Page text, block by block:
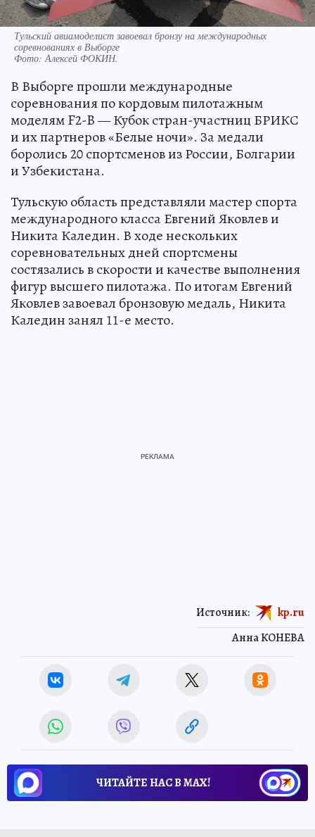
Тульский авиамоделист завоевал бронзу на международных
соревнованиях в Выборге
Фото:Алексей ФОКИН.
В Выборге прошли международные
соревнования по кордовым пилотажным
моделям F2-B — Кубок стран-участниц БРИКС
и их партнеров «Белые ночи». За медали
боролись 20 спортсменов из России, Болгарии
и Узбекистана.
Тульскую область представляли мастер спорта
международного класса Евгений Яковлев и
Никита Каледин. В ходе нескольких
соревновательных дней спортсмены
состязались в скорости и качестве выполнения
фигур высшего пилотажа. По итогам Евгений
Яковлев завоевал бронзовую медаль, Никита
Каледин занял 11-е место.
Анна КОНЕВА
Источник: kp.ru
ЧИТАЙТЕ НАС В МАХ!